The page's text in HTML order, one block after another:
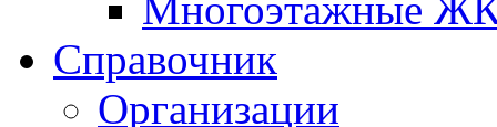
Многоэтажные
Справочник
Организации